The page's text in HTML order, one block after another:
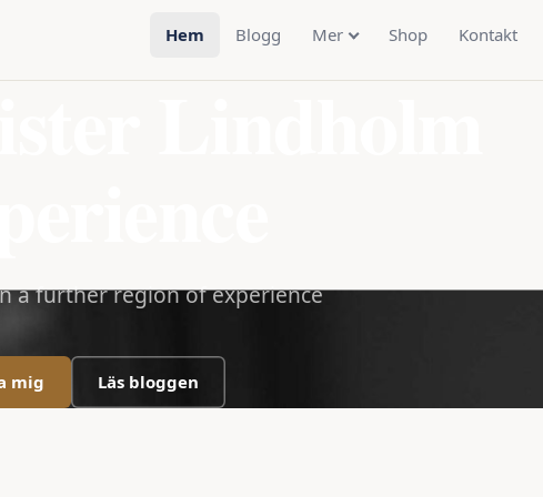
Hem Blogg Mer Shop Kontakt
a further region of experience
mig Läs bloggen